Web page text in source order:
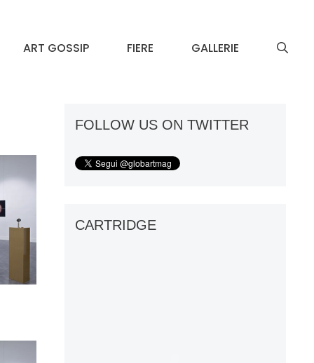
ART GOSSIP FIERE GALLERIE
FOLLOW US ON TWITTER
CARTRIDGE